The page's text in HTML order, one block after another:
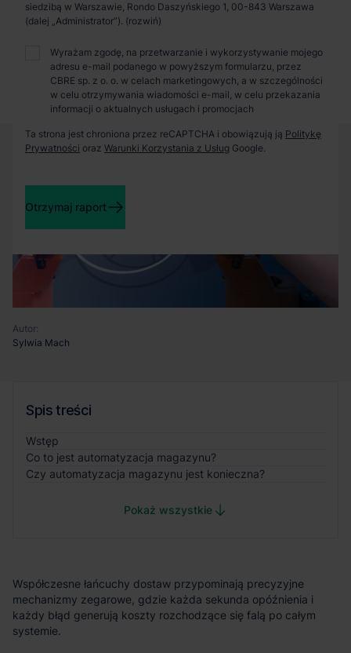
Autor:
Sylwia Mach
Spis treści
Wstęp
Co to jest automatyzacja magazynu?
Czy automatyzacja magazynu jest konieczna?
Pokaż wszystkie
Współczesne łańcuchy dostaw przypominają precyzyjne
mechanizmy zegarowe, gdzie każda sekunda opóźnienia i
każdy błąd generują koszty rozchodzące się falą po całym
systemie.
Zaprosimy Cię na spotkanie, omówimy szczegóły i
pokażemy inwestycje.
Zamknij
siedzibą w Warszawie, Rondo Daszyńskiego 1, 00-843 Warszawa
(dalej „Administrator”).
Wyrażam zgodę, na przetwarzanie i wykorzystywanie mojego
adresu e-mail podanego w powyższym formularzu, przez
CBRE sp. z o. o. w celach marketingowych, a w szczególności
w celu otrzymywania wiadomości e-mail, w celu przekazania
informacji o aktualnych usługach i promocjach
Ta strona jest chroniona przez reCAPTCHA i obowiązują ją Politykę
Prywatności oraz Warunki Korzystania z Usług Google.
Otrzymaj raport